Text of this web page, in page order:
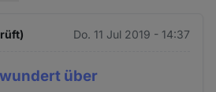
Do. 11 Jul 2019 - 14:37
über